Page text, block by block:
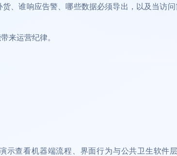
、谁响应告警、哪些数据必须导出，以及当访
来运营纪律。
示查看机器端流程、界面行为与公共卫生软件